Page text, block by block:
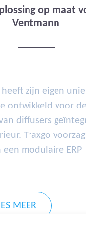
op maat
Ventmann
zijn eigen
ontwikkeld voor de
diffusers
Traxgo
een modulaire ERP
MEER